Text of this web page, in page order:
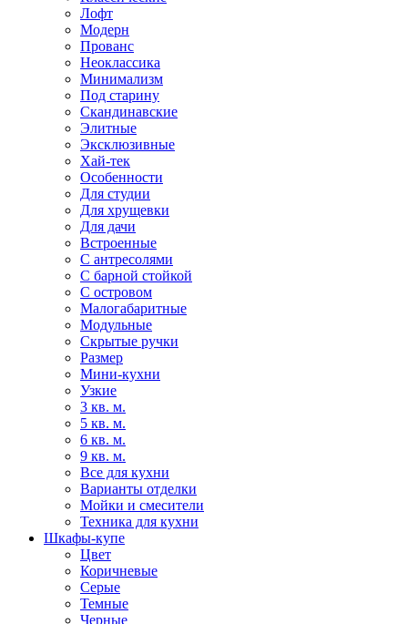
Лофт
Модерн
Прованс
Неоклассика
Минимализм
Под старину
Скандинавские
Элитные
Эксклюзивные
Хай-тек
Особенности
Для студии
Для хрущевки
Для дачи
Встроенные
С антресолями
С барной стойкой
С островом
Малогабаритные
Модульные
Скрытые ручки
Размер
Мини-кухни
Узкие
3 кв. м.
5 кв. м.
6 кв. м.
9 кв. м.
Все для кухни
Варианты отделки
Мойки и смесители
Техника для кухни
Шкафы-купе
Цвет
Коричневые
Серые
Темные
Черные